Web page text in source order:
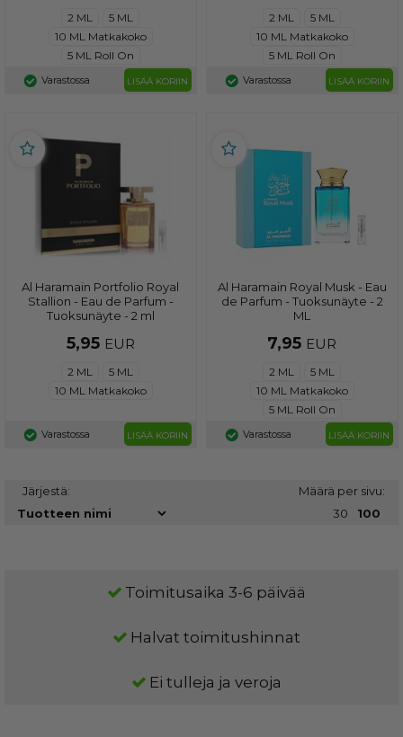
2 ML
5 ML
10 ML Matkakoko
5 ML Roll On
Varastossa LISÄÄ KORIIN
2 ML
5 ML
10 ML Matkakoko
5 ML Roll On
Varastossa LISÄÄ KORIIN
Al Haramain Portfolio Royal
Stallion - Eau de Parfum -
Tuoksunäyte - 2 ml
5,95 EUR
2 ML
5 ML
10 ML Matkakoko
Varastossa LISÄÄ KORIIN
Al Haramain Royal Musk - Eau
de Parfum - Tuoksunäyte - 2
ML
7,95 EUR
2 ML
5 ML
10 ML Matkakoko
5 ML Roll On
Varastossa LISÄÄ KORIIN
Järjestä:
Määrä per sivu:
30
100
Toimitusaika 3-6 päivää
Halvat toimitushinnat
Ei tulleja ja veroja